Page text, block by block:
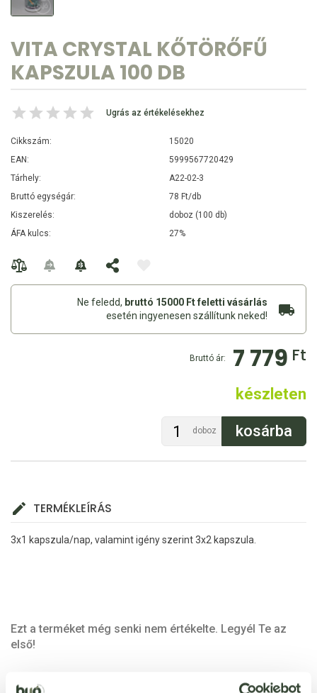
VITA CRYSTAL KŐTÖRŐFŰ
KAPSZULA 100 DB
Ugrás az értékelésekhez
Cikkszám:
15020
EAN:
5999567720429
Tárhely:
A22-02-3
Bruttó egységár:
78 Ft/db
Kiszerelés:
doboz (100 db)
ÁFA kulcs:
27%
Ne feledd, bruttó 15000 Ft feletti vásárlás
esetén ingyenesen szállítunk neked!
Bruttó ár: 7 779 Ft
készleten
doboz
TERMÉKLEÍRÁS
3x1 kapszula/nap, valamint igény szerint 3x2 kapszula.
Ezt a terméket még senki nem értékelte. Legyél Te az
első!